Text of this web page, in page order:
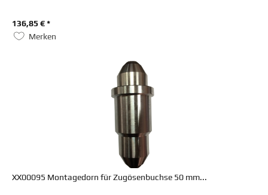
136,85 € *
Merken
XX00095 Montagedorn für Zugösenbuchse 50 mm...